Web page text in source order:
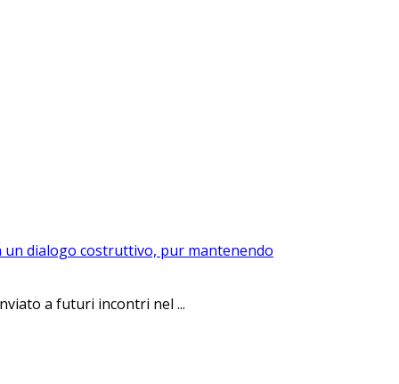
un dialogo costruttivo, pur mantenendo
a futuri incontri nel ...